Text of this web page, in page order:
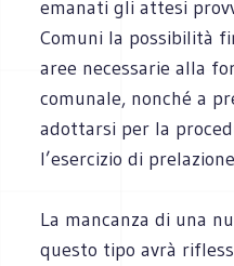
emanati gli attesi
Comuni la possibilità
aree necessarie alla
comunale, nonché a
adottarsi per la
l’esercizio di
La mancanza di una
questo tipo avrà